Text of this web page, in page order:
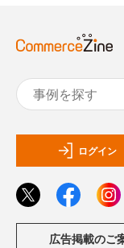
ログイン
広告掲載のご